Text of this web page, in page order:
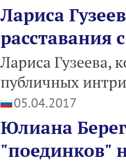
Лариса
расставания
Лариса Гузеева,
публичных
05.04.2017
Юлиана
"поединков"